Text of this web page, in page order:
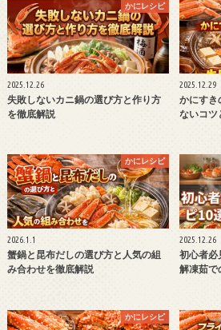
かにレシピ
2025.12.26
失敗しないカニ鍋の選び方と作り方
を徹底解説
2025.12.29
かにすき
ないコツ
かにレシピ
2026.1.1
蟹鍋と昆布だしの選び方と人気の組
み合わせを徹底解説
2025.12.26
初心者必
解凍茹で
かにレシピ